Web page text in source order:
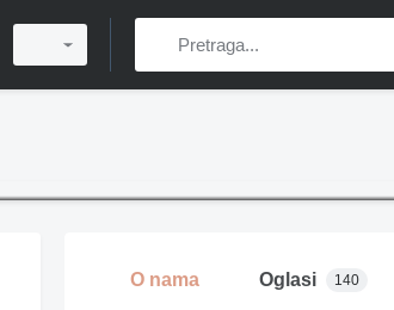
O nama Oglasi 140